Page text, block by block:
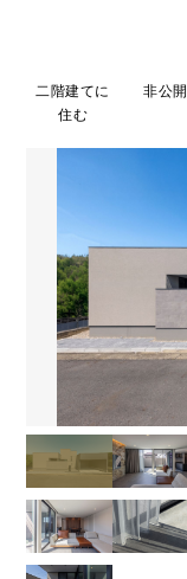
二階建てに
住む
非公開